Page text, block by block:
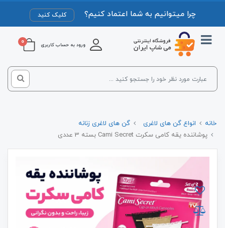
چرا میتوانیم به شما اعتماد کنیم؟ کلیک کنید
ورود به حساب کاربری 0
خانه انواع گن های لاغری
گن های لاغری زنانه
پوشاننده یقه کامی سکرت Cami Secret بسته 3 عددی